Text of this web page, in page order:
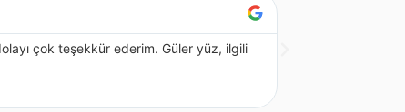
çok teşekkür ederim. Güler yüz, ilgili